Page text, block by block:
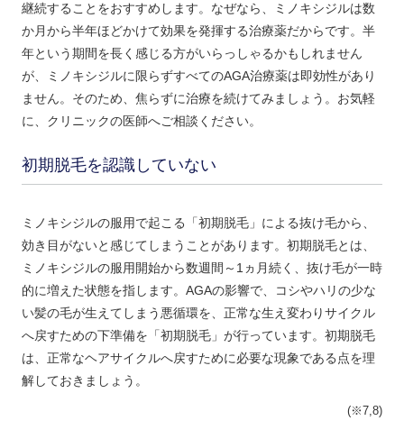
継続することをおすすめします。なぜなら、ミノキシジルは数
か月から半年ほどかけて効果を発揮する治療薬だからです。半
年という期間を長く感じる方がいらっしゃるかもしれません
が、ミノキシジルに限らずすべてのAGA治療薬は即効性があり
ません。そのため、焦らずに治療を続けてみましょう。お気軽
に、クリニックの医師へご相談ください。
初期脱毛を認識していない
ミノキシジルの服用で起こる「初期脱毛」による抜け毛から、
効き目がないと感じてしまうことがあります。初期脱毛とは、
ミノキシジルの服用開始から数週間～1ヵ月続く、抜け毛が一時
的に増えた状態を指します。AGAの影響で、コシやハリの少な
い髪の毛が生えてしまう悪循環を、正常な生え変わりサイクル
へ戻すための下準備を「初期脱毛」が行っています。初期脱毛
は、正常なヘアサイクルへ戻すために必要な現象である点を理
解しておきましょう。
(※7,8)